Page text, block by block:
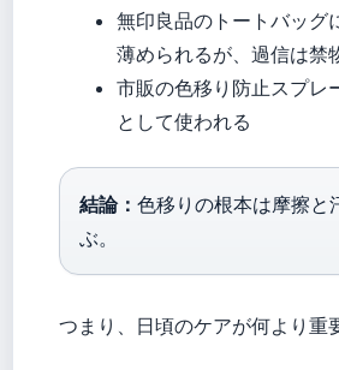
無印良品のトートバッグ
薄められるが、過信は禁
市販の色移り防止スプレ
として使われる
結論： 色移りの根本は摩擦と
ぶ。
つまり、日頃のケアが何より重